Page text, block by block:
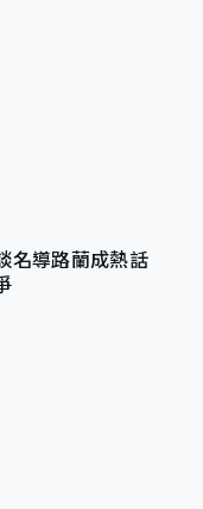
名導路蘭成熱話